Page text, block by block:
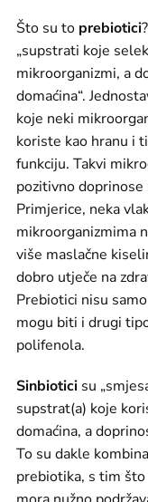
Što su to prebiotici
„supstrati koje
mikroorganizmi, a
domaćina“.
koje neki
koriste kao hranu i
funkciju. Takvi
pozitivno doprinose
Primjerice, neka
mikroorganizmima
više maslačne
dobro utječe na
Prebiotici nisu
mogu biti i drugi
polifenola.
Sinbiotici su
supstrat(a) koje
domaćina, a
To su dakle
prebiotika, s tim